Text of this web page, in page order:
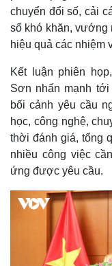
Tin nóng
chuyển đổi số, cải
số khó khăn, vướng
hiệu quả các nhiệm
Kết luận phiên
Sơn nhấn mạnh
bối cảnh yêu cầu
học, công nghệ,
thời đánh giá, tổng
nhiều công việc
ứng được yêu cầu.